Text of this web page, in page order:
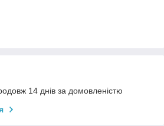
14 днів за домовленістю